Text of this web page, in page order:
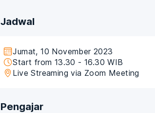
Jadwal
Jumat, 10 November 2023
Start from 13.30 - 16.30 WIB
Live Streaming via Zoom Meeting
Pengajar